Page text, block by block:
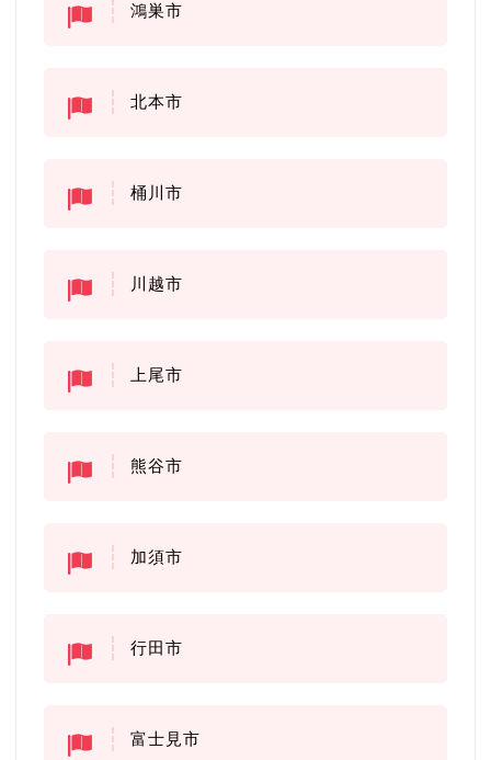
鴻巣市
北本市
桶川市
川越市
上尾市
熊谷市
加須市
行田市
富士見市